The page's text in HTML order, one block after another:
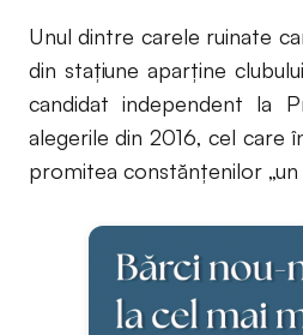
Unul dintre carele ruinate
din stațiune aparține
candidat independent la
alegerile din 2016, cel care
promitea constănțenilor „un